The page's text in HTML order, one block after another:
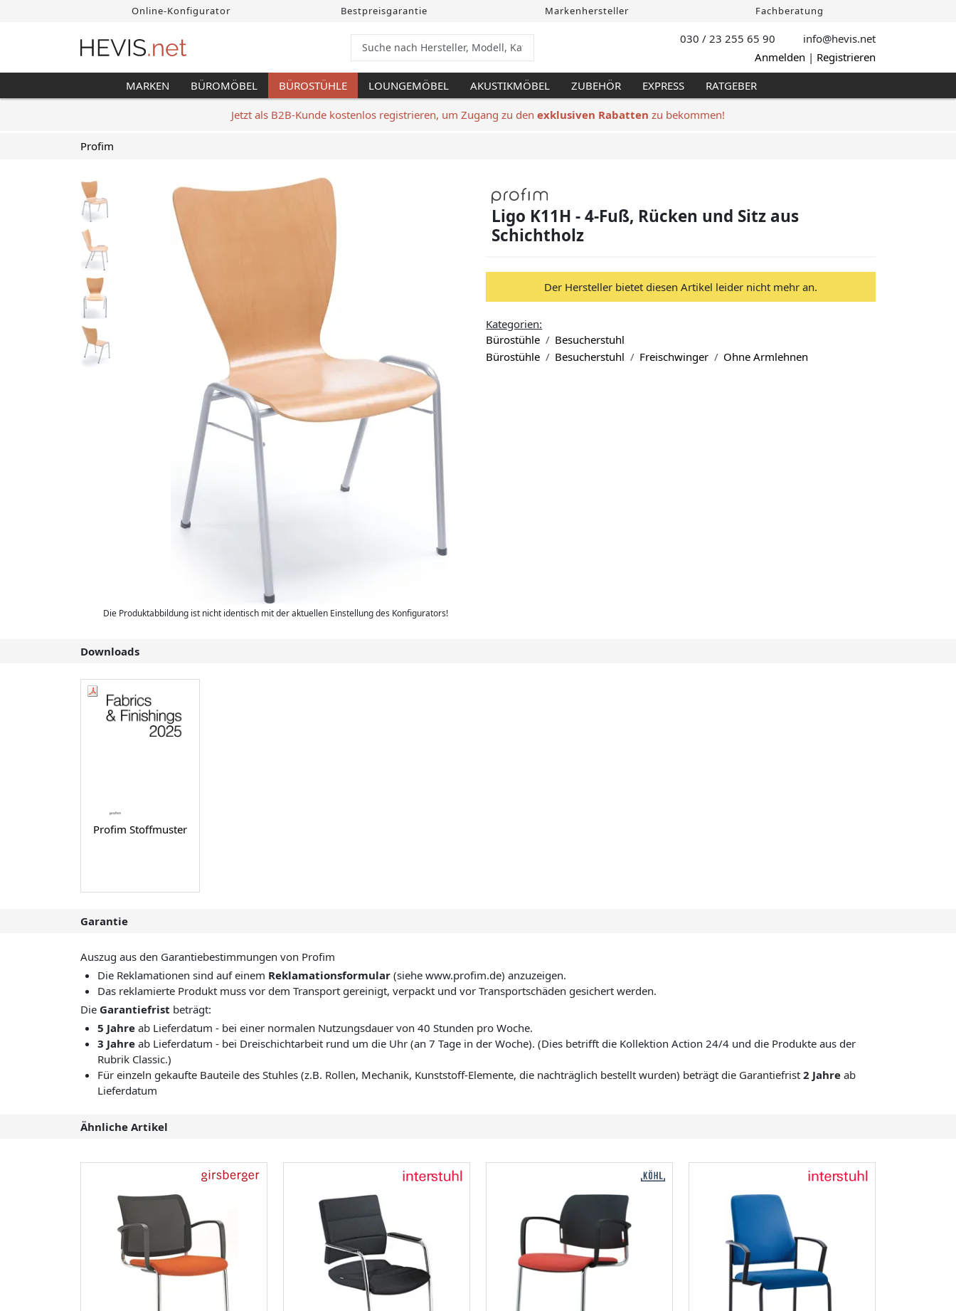
Online-Konfigurator Bestpreisgarantie Markenhersteller Fachberatung
030 / 23 255 65 90 info@hevis.net
Anmelden | Registrieren
MARKEN BÜROMÖBEL BÜROSTÜHLE LOUNGEMÖBEL AKUSTIKMÖBEL ZUBEHÖR EXPRESS RATGEBER
Jetzt als B2B-Kunde kostenlos registrieren, um Zugang zu den exklusiven Rabatten zu bekommen!
Profim
Die Produktabbildung ist nicht identisch mit der aktuellen Einstellung des Konfigurators!
Ligo K11H - 4-Fuß, Rücken und Sitz aus
Schichtholz
Der Hersteller bietet diesen Artikel leider nicht mehr an.
Kategorien:
Bürostühle
Besucherstuhl
Bürostühle
Besucherstuhl Freischwinger Ohne Armlehnen
Downloads
Profim Stoffmuster
Garantie
Auszug aus den Garantiebestimmungen von Profim
Die Reklamationen sind auf einem Reklamationsformular (siehe www.profim.de) anzuzeigen.
Das reklamierte Produkt muss vor dem Transport gereinigt, verpackt und vor Transportschäden gesichert werden.
Die Garantiefrist beträgt:
5 Jahre ab Lieferdatum - bei einer normalen Nutzungsdauer von 40 Stunden pro Woche.
3 Jahre ab Lieferdatum - bei Dreischichtarbeit rund um die Uhr (an 7 Tage in der Woche). (Dies betrifft die Kollektion Action 24/4 und die Produkte aus der
Rubrik Classic.)
Für einzeln gekaufte Bauteile des Stuhles (z.B. Rollen, Mechanik, Kunststoff-Elemente, die nachträglich bestellt wurden) beträgt die Garantiefrist2 Jahre ab
Lieferdatum
Ähnliche Artikel